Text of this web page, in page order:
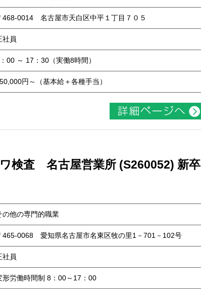
468-0014 名古屋市天白区中平１丁目７０５
社員
00 ～ 17：30（実働8時間）
円～（基本給＋各種手当）
検査 名古屋営業所 (S260052) 新卒
の他の専門的職業
465-0068 愛知県名古屋市名東区牧の里1－701－102号
社員
形労働時間制 8：00～17：00